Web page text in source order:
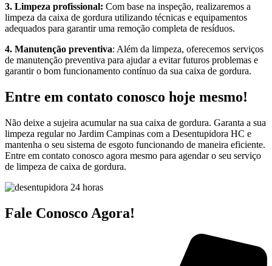
3. Limpeza profissional: Com base na inspeção, realizaremos a
limpeza da caixa de gordura utilizando técnicas e equipamentos
adequados para garantir uma remoção completa de resíduos.
4. Manutenção preventiva: Além da limpeza, oferecemos serviços
de manutenção preventiva para ajudar a evitar futuros problemas e
garantir o bom funcionamento contínuo da sua caixa de gordura.
Entre em contato conosco hoje mesmo!
Não deixe a sujeira acumular na sua caixa de gordura. Garanta a sua
limpeza regular no Jardim Campinas com a Desentupidora HC e
mantenha o seu sistema de esgoto funcionando de maneira eficiente.
Entre em contato conosco agora mesmo para agendar o seu serviço
de limpeza de caixa de gordura.
Fale Conosco Agora!